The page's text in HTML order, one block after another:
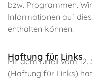
bzw. Programmen.
Informationen auf
enthalten können.
Haftung für Links
Mit dem Urteil vom 12.
(Haftung für Links)